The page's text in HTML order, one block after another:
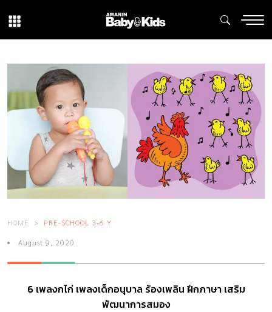
HOME PRE-SCHOOL 3-6 Y
August 9, 2020
6 เพลงกไก่ เพลงเด็กอนุบาล ร้องเพลิน ฝึกภาษา เสริม
พัฒนาการสมอง